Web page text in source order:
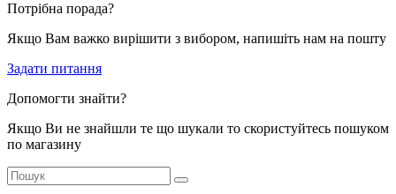
Потрібна порада?
Якщо Вам важко вирішити з вибором, напишіть нам на пошту
Задати питання
Допомогти знайти?
Якщо Ви не знайшли те що шукали то скористуйтесь пошуком
по магазину